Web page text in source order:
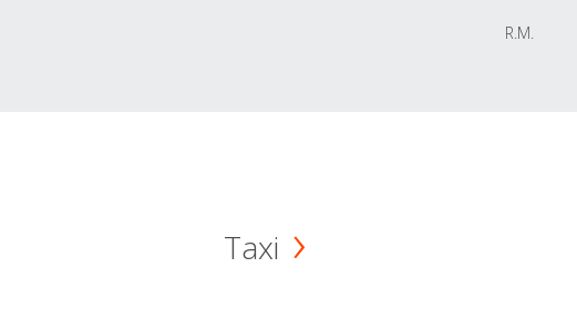
R.M.
Taxi